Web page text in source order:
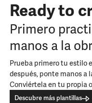
Ready to
Primero
manos a la
Prueba primero tu estilo
después, ponte manos a
Conviértela en tu propia
Descubre más plantillas